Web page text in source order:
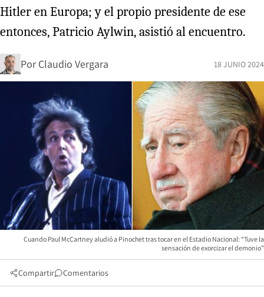
Hitler en Europa; y el propio presidente de ese
entonces, Patricio Aylwin, asistió al encuentro.
Por Claudio Vergara 18 JUNIO 2024
Cuando Paul McCartney aludió a Pinochet tras tocar en el Estadio Nacional: “Tuve la
sensación de exorcizar el demonio”
Compartir Comentarios